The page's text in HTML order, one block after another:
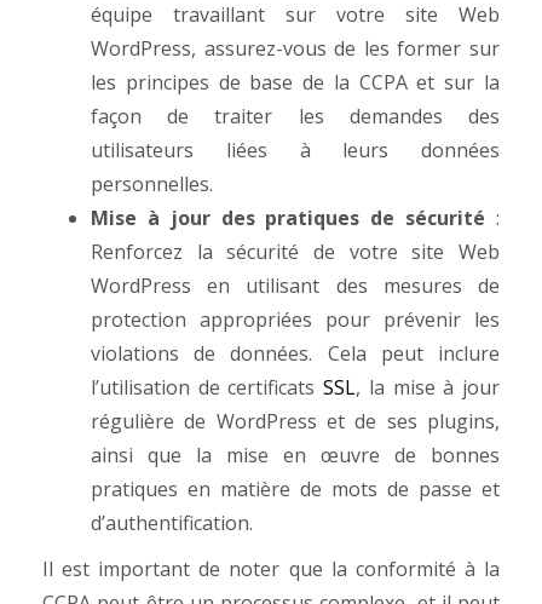
équipe travaillant sur votre site Web
WordPress, assurez-vous de les former sur
les principes de base de la CCPA et sur la
façon de traiter les demandes des
utilisateurs liées à leurs données
personnelles.
Mise à jour des pratiques de sécurité :
Renforcez la sécurité de votre site Web
WordPress en utilisant des mesures de
protection appropriées pour prévenir les
violations de données. Cela peut inclure
l’utilisation de certificatsSSL, la mise à jour
régulière de WordPress et de ses plugins,
ainsi que la mise en œuvre de bonnes
pratiques en matière de mots de passe et
d’authentification.
Il est important de noter que la conformité à la